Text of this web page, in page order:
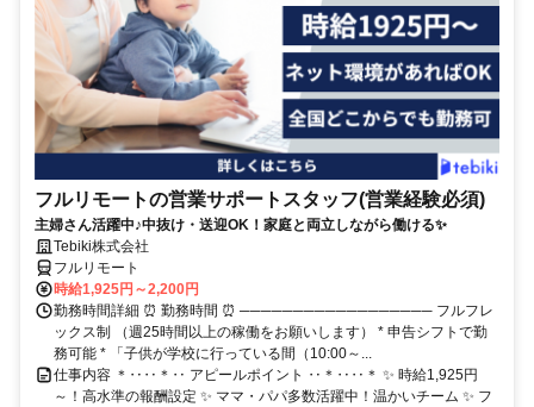
フルリモートの営業サポートスタッフ(営業経験必須)
主婦さん活躍中♪中抜け・送迎OK！家庭と両立しながら働ける✨
Tebiki株式会社
フルリモート
時給1,925円～2,200円
勤務時間詳細 ⏰ 勤務時間 ⏰ ────────────────── フルフレ
ックス制 （週25時間以上の稼働をお願いします） * 申告シフトで勤
務可能 * 「子供が学校に行っている間（10:00～...
仕事内容 ＊‥‥＊‥ アピールポイント ‥＊‥‥＊ ✨ 時給1,925円
～！高水準の報酬設定 ✨ ママ・パパ多数活躍中！温かいチーム ✨ フ